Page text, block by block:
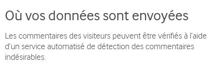
Où vos données sont envoyées
Les commentaires des visiteurs peuvent être vérifiés à l’aide
d’un service automatisé de détection des commentaires
indésirables.